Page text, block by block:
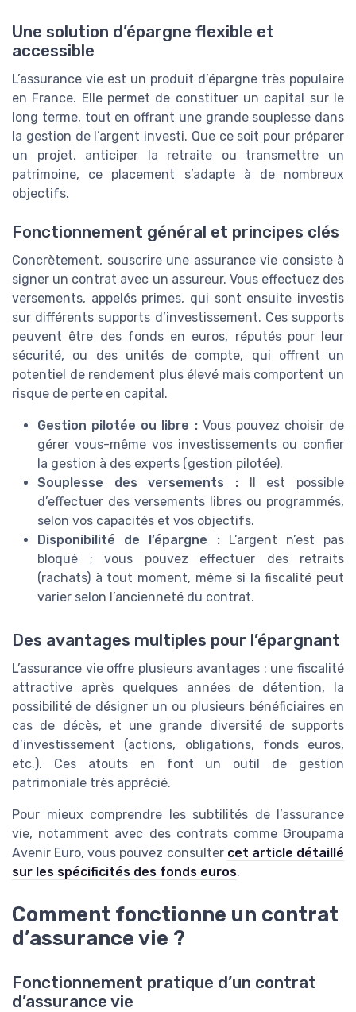
Une solution d’épargne flexible et
accessible
L’assurance vie est un produit d’épargne très populaire
en France. Elle permet de constituer un capital sur le
long terme, tout en offrant une grande souplesse dans
la gestion de l’argent investi. Que ce soit pour préparer
un projet, anticiper la retraite ou transmettre un
patrimoine, ce placement s’adapte à de nombreux
objectifs.
Fonctionnement général et principes clés
Concrètement, souscrire une assurance vie consiste à
signer un contrat avec un assureur. Vous effectuez des
versements, appelés primes, qui sont ensuite investis
sur différents supports d’investissement. Ces supports
peuvent être des fonds en euros, réputés pour leur
sécurité, ou des unités de compte, qui offrent un
potentiel de rendement plus élevé mais comportent un
risque de perte en capital.
Gestion pilotée ou libre :Vous pouvez choisir de
gérer vous-même vos investissements ou confier
la gestion à des experts (gestion pilotée).
Souplesse des versements : Il est possible
d’effectuer des versements libres ou programmés,
selon vos capacités et vos objectifs.
Disponibilité de l’épargne :L’argent n’est pas
bloqué ; vous pouvez effectuer des retraits
(rachats) à tout moment, même si la fiscalité peut
varier selon l’ancienneté du contrat.
Des avantages multiples pour l’épargnant
L’assurance vie offre plusieurs avantages : une fiscalité
attractive après quelques années de détention, la
possibilité de désigner un ou plusieurs bénéficiaires en
cas de décès, et une grande diversité de supports
d’investissement (actions, obligations, fonds euros,
etc.). Ces atouts en font un outil de gestion
patrimoniale très apprécié.
Pour mieux comprendre les subtilités de l’assurance
vie, notamment avec des contrats comme Groupama
Avenir Euro, vous pouvez consulter cet article détaillé
sur les spécificités des fonds euros.
Comment fonctionne un contrat
d’assurance vie ?
Fonctionnement pratique d’un contrat
d’assurance vie